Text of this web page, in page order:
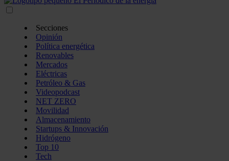
Secciones
Opinión
Política energética
Renovables
Mercados
Eléctricas
Petróleo & Gas
Videopodcast
NET ZERO
Movilidad
Almacenamiento
Startups & Innovación
Hidrógeno
Top 10
Tech